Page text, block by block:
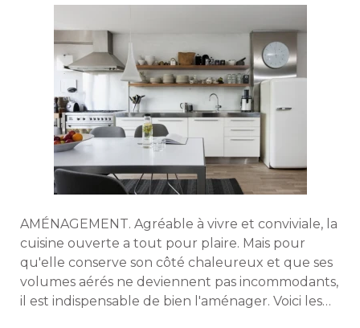
AMÉNAGEMENT. Agréable à vivre et conviviale, la
cuisine ouverte a tout pour plaire. Mais pour
qu'elle conserve son côté chaleureux et que ses
volumes aérés ne deviennent pas incommodants,
il est indispensable de bien l'aménager. Voici les